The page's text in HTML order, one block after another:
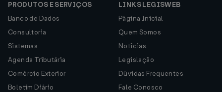
PRODUTOS E SERVIÇOS
Banco de Dados
Consultoria
Sistemas
Agenda Tributária
Comércio Exterior
Boletim Diário
LINKS LEGISWEB
Página Inicial
Quem Somos
Notícias
Legislação
Dúvidas Frequentes
Fale Conosco